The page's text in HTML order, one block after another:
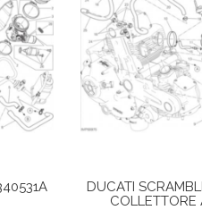
DUCATI
COLLETTORE